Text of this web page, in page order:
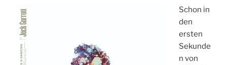
M
Schon in
den
ersten
Sekunde
n von